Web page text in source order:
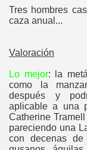
Tres hombres
caza anual...
Valoración
Lo mejor: la
como la
después y
aplicable a una
Catherine
pareciendo una
con decenas de